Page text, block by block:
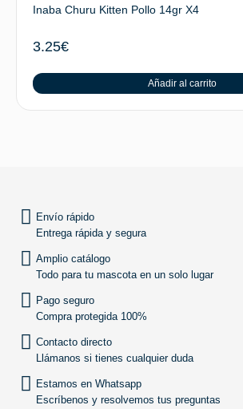
Inaba Churu Kitten Pollo 14gr X4
3.25€
Añadir al carrito
Envío rápido
Entrega rápida y segura
Amplio catálogo
Todo para tu mascota en un solo lugar
Pago seguro
Compra protegida 100%
Contacto directo
Llámanos si tienes cualquier duda
Estamos en Whatsapp
Escríbenos y resolvemos tus preguntas